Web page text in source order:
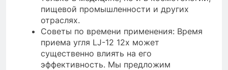
пищевой промышленности и других
отраслях.
Советы по времени применения: Время
приема угля LJ-12 12x может
существенно влиять на его
эффективность. Мы предложим